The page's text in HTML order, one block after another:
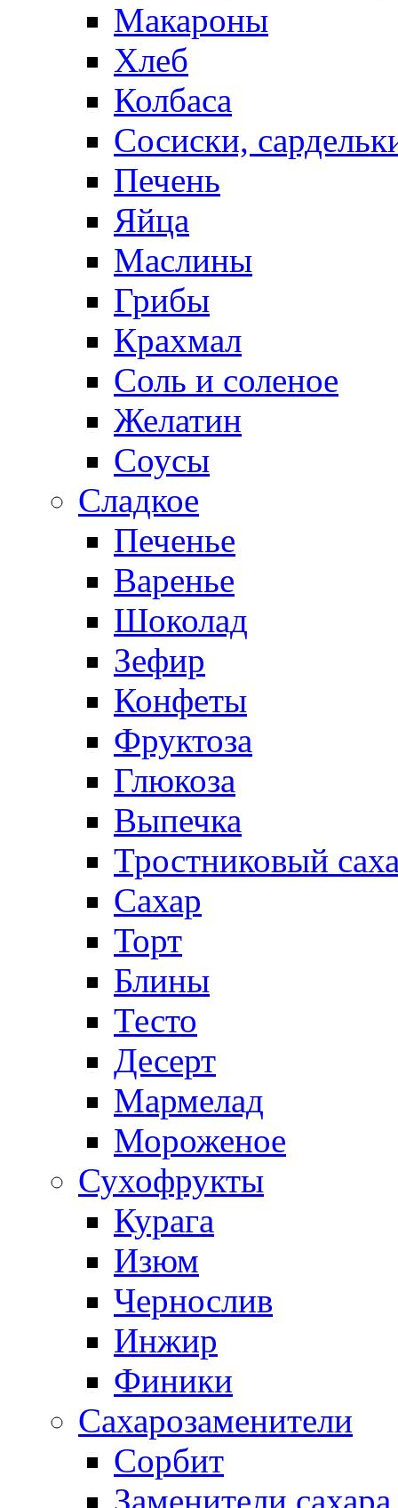
Макароны
Хлеб
Колбаса
Сосиски,
Печень
Яйца
Маслины
Грибы
Крахмал
Соль и соленое
Желатин
Соусы
Сладкое
Печенье
Варенье
Шоколад
Зефир
Конфеты
Фруктоза
Глюкоза
Выпечка
Тростниковый
Сахар
Торт
Блины
Тесто
Десерт
Мармелад
Мороженое
Сухофрукты
Курага
Изюм
Чернослив
Инжир
Финики
Сахарозаменители
Сорбит